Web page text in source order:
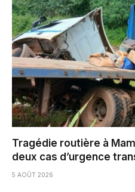
Tragédie routière à
deux cas d’urgence
5 AOÛT 2026